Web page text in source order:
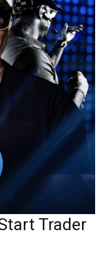
Trader